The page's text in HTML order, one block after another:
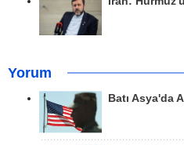
Yorum
Batı Asya'da